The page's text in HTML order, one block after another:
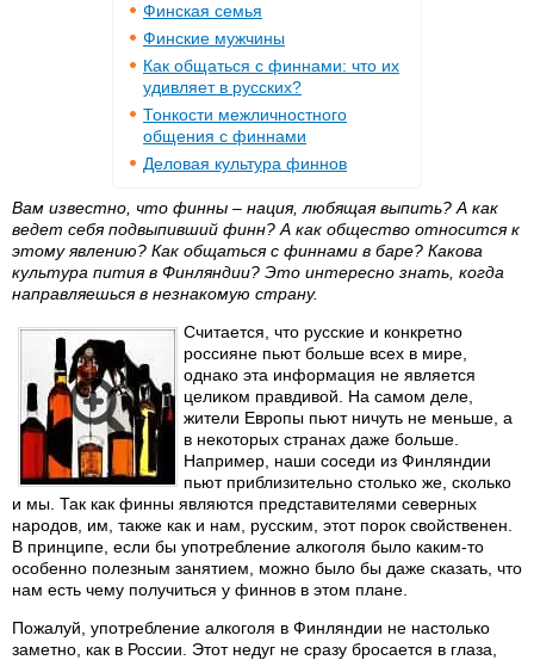
Финская семья
Финские мужчины
Как общаться с финнами: что их
удивляет в русских?
Тонкости межличностного
общения с финнами
Деловая культура финнов
Вам известно, что финны – нация, любящая выпить? А как
ведет себя подвыпивший финн? А как общество относится к
этому явлению? Как общаться с финнами в баре? Какова
культура пития в Финляндии? Это интересно знать, когда
направляешься в незнакомую страну.
Считается, что русские и конкретно
россияне пьют больше всех в мире,
однако эта информация не является
целиком правдивой. На самом деле,
жители Европы пьют ничуть не меньше, а
в некоторых странах даже больше.
Например, наши соседи из Финляндии
пьют приблизительно столько же, сколько
и мы. Так как финны являются представителями северных
народов, им, также как и нам, русским, этот порок свойственен.
В принципе, если бы употребление алкоголя было каким-то
особенно полезным занятием, можно было бы даже сказать, что
нам есть чему получиться у финнов в этом плане.
Пожалуй, употребление алкоголя в Финляндии не настолько
заметно, как в России. Этот недуг не сразу бросается в глаза,